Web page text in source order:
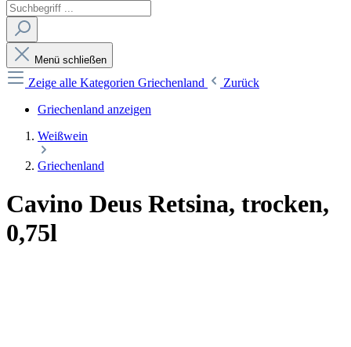
Menü schließen
Zeige alle Kategorien Griechenland
Zurück
Griechenland anzeigen
Weißwein
Griechenland
Cavino Deus Retsina, trocken,
0,75l